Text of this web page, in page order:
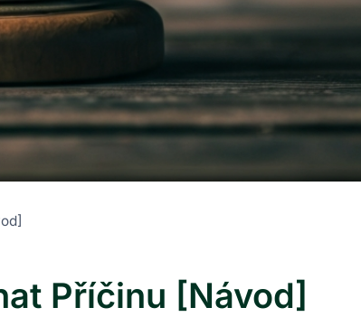
Příčinu [Návod]